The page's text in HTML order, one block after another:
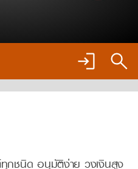
กชนิด อนุมัติง่าย วงเงินสูง